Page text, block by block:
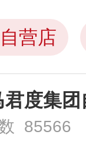
营店
君度集
85566